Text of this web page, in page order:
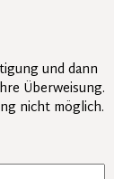
und dann
Überweisung.
nicht möglich.